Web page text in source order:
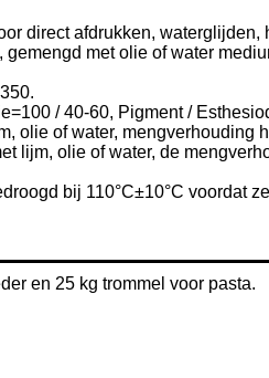
direct afdrukken,
met olie of water
/ 40-60, Pigment /
olie of water, mengverhouding
lijm, olie of water, de
bij 110°C±10°C voordat
en 25 kg trommel voor pasta.